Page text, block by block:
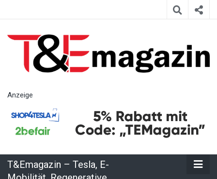
– Tesla, E-
Mobilität,
Regenerative
Anzeige
T&Emagazin – Tesla, E-